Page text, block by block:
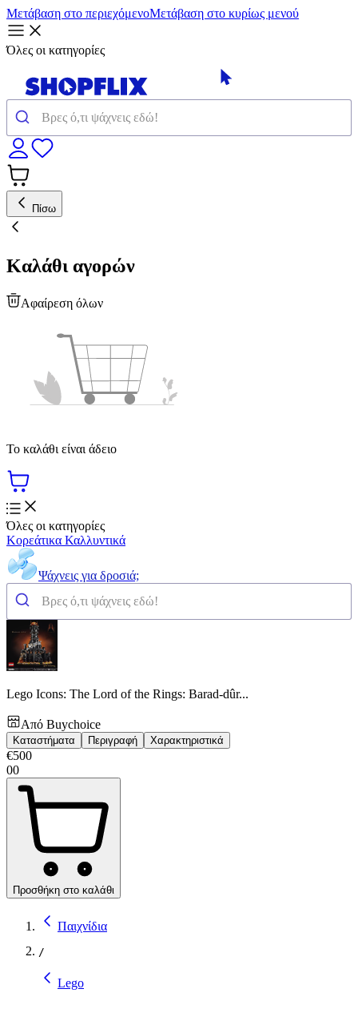
Μετάβαση στο περιεχόμενοΜετάβαση στο κυρίως μενού
Όλες οι κατηγορίες
Πίσω
Καλάθι αγορών
Αφαίρεση όλων
Το καλάθι είναι άδειο
Όλες οι κατηγορίες
Κορεάτικα Καλλυντικά
Ψάχνεις για δροσιά;
Lego Icons: The Lord of the Rings: Barad-dûr...
Από Buychoice
Καταστήματα Περιγραφή Χαρακτηριστικά
€500
00
Προσθήκη στο καλάθι
Παιχνίδια
/
Lego